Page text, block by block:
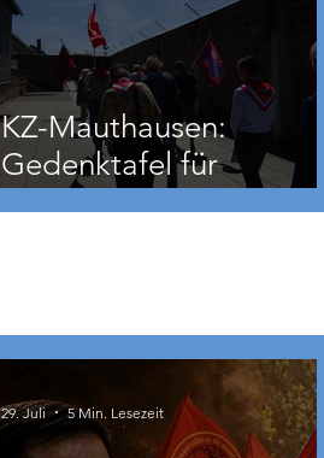
KZ-Mauthausen:
Gedenktafel für
29. Juli 5 Min. Lesezeit